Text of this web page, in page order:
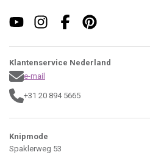
Klantenservice Nederland
e-mail
+31 20 894 5665
Knipmode
Spaklerweg 53